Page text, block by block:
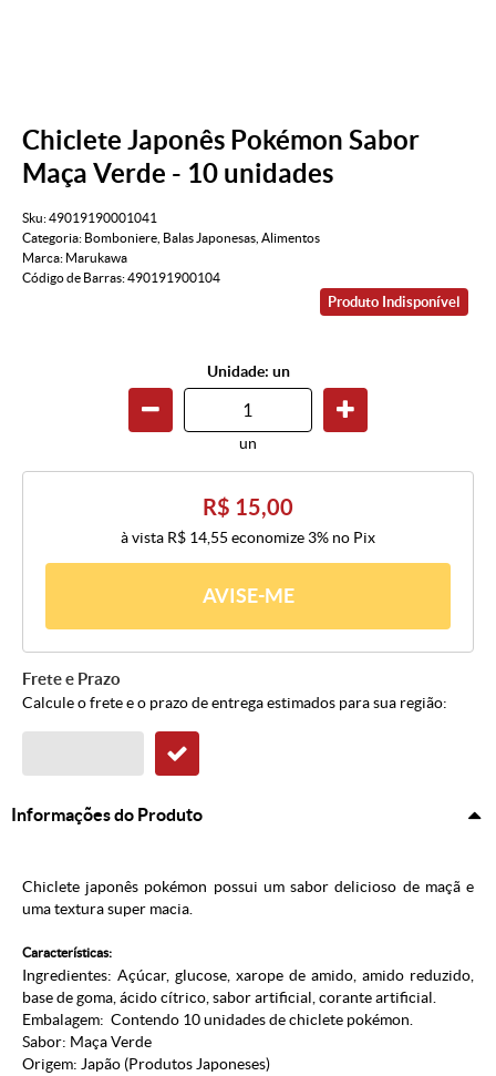
Chiclete Japonês Pokémon Sabor
Maça Verde - 10 unidades
Sku:49019190001041
Categoria: Bomboniere Balas Japonesas Alimentos
Marca: Marukawa
Código de Barras:490191900104
Produto Indisponível
Unidade: un
un
R$ 15,00
à vista R$ 14,55 economize 3% no Pix
AVISE-ME
Frete e Prazo
Calcule o frete e o prazo de entrega estimados para sua região:
Informações do Produto
Chiclete japonês pokémon possui um sabor delicioso de maçã e
uma textura super macia.
Características:
Ingredientes: Açúcar, glucose, xarope de amido, amido reduzido,
base de goma, ácido cítrico, sabor artificial, corante artificial.
Embalagem: Contendo 10 unidades de chiclete pokémon.
Sabor: Maça Verde
Origem: Japão (Produtos Japoneses)